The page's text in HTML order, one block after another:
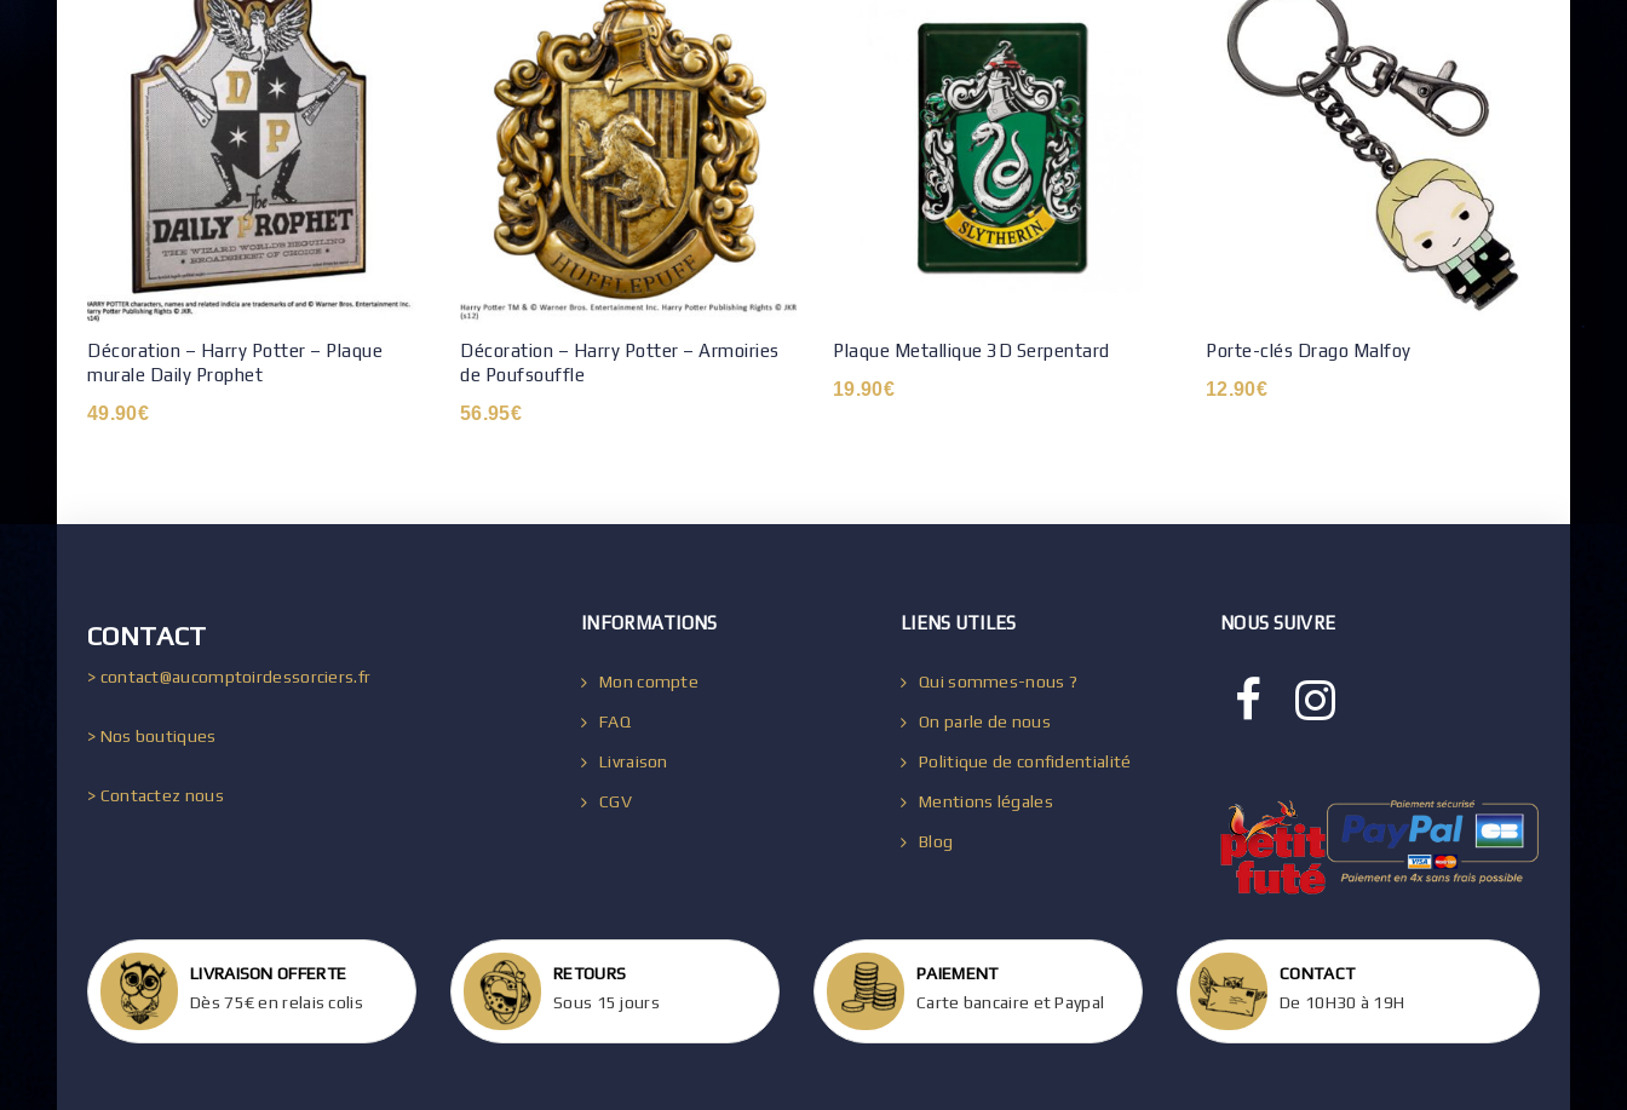
Décoration – Harry Potter – Plaque
murale Daily Prophet
49.90€
Décoration – Harry Potter – Armoiries
de Poufsouffle
56.95€
Plaque Metallique 3D Serpentard
19.90€
Porte-clés Drago Malfoy
12.90€
CONTACT
> contact@aucomptoirdessorciers.fr
> Nos boutiques
> Contactez nous
INFORMATIONS
Mon compte
FAQ
Livraison
CGV
LIENS UTILES
Qui sommes-nous ?
On parle de nous
Politique de confidentialité
Mentions légales
Blog
NOUS SUIVRE
LIVRAISON OFFERTE
Dès 75€ en relais colis
RETOURS
Sous 15 jours
PAIEMENT
Carte bancaire et Paypal
CONTACT
De 10H30 à 19H